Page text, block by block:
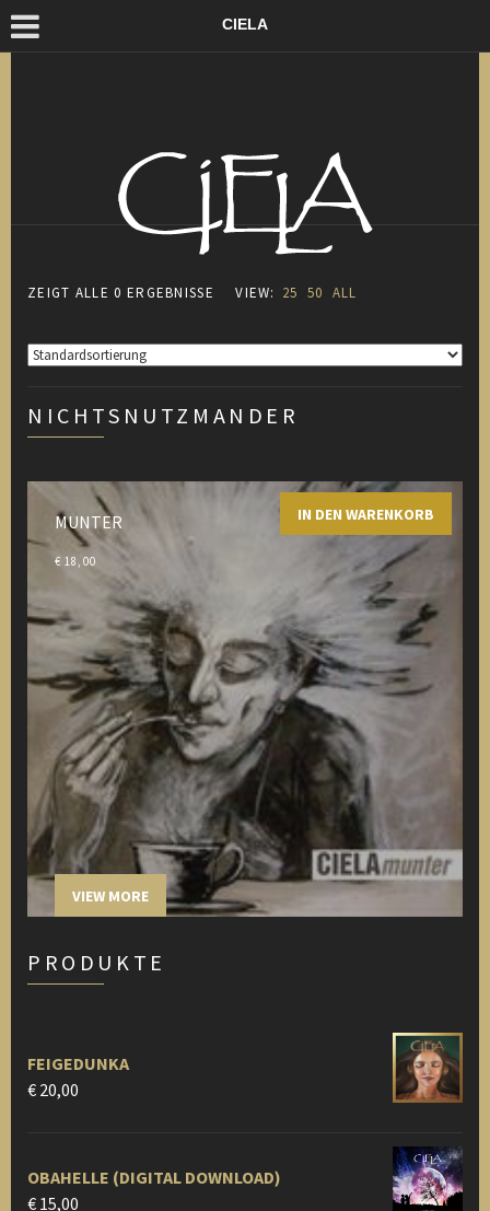
CIELA
ZEIGT ALLE 0 ERGEBNISSE VIEW: 25 50 ALL
NICHTSNUTZMANDER
MUNTER IN DEN WARENKORB
€ 18,00
VIEW MORE
PRODUKTE
FEIGEDUNKA
€ 20,00
OBAHELLE (DIGITAL DOWNLOAD)
€ 15,00